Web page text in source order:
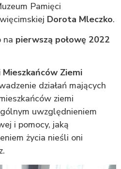
Pamięci
Dorota Mleczko.
na pierwszą połowę 2022
Mieszkańców Ziemi
działań mających
ziemi
uwzględnieniem
i pomocy, jaką
życia nieśli oni